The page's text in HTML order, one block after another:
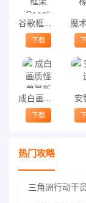
谷歌框架(Google Play services)
下载
魔
成白画质怪兽最新版
下载
安
热门攻略